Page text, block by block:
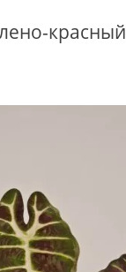
красный